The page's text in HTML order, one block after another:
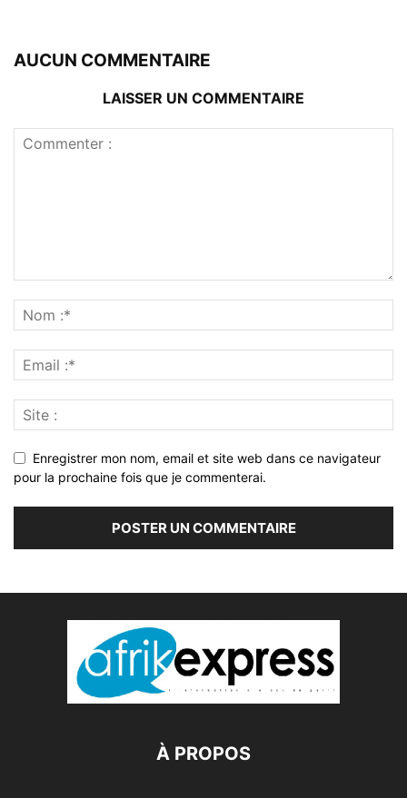
AUCUN COMMENTAIRE
LAISSER UN COMMENTAIRE
Enregistrer mon nom, email et site web dans ce navigateur
pour la prochaine fois que je commenterai.
À PROPOS